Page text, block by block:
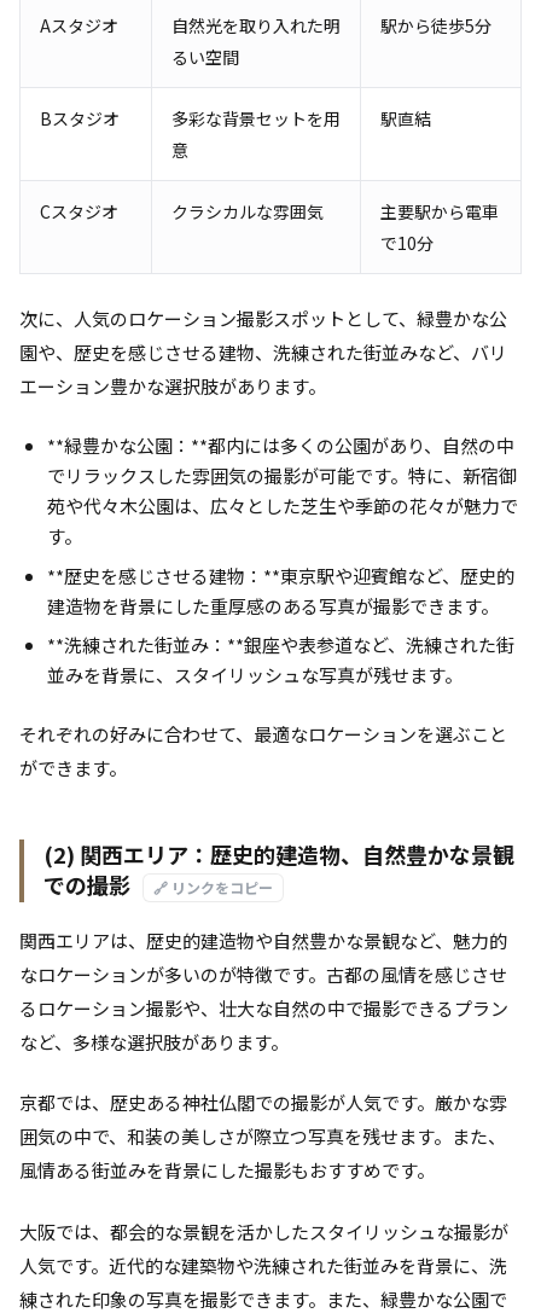
Aスタジオ
自然光を取り入れた明
るい空間
駅から徒歩5分
Bスタジオ
多彩な背景セットを用
意
駅直結
Cスタジオ クラシカルな雰囲気
主要駅から電車
で10分
次に、人気のロケーション撮影スポットとして、緑豊かな公
園や、歴史を感じさせる建物、洗練された街並みなど、バリ
エーション豊かな選択肢があります。
**緑豊かな公園：**都内には多くの公園があり、自然の中
でリラックスした雰囲気の撮影が可能です。特に、新宿御
苑や代々木公園は、広々とした芝生や季節の花々が魅力で
す。
**歴史を感じさせる建物：**東京駅や迎賓館など、歴史的
建造物を背景にした重厚感のある写真が撮影できます。
**洗練された街並み：**銀座や表参道など、洗練された街
並みを背景に、スタイリッシュな写真が残せます。
それぞれの好みに合わせて、最適なロケーションを選ぶこと
ができます。
(2) 関西エリア：歴史的建造物、自然豊かな景観
での撮影
🔗 リンクをコピー
関西エリアは、歴史的建造物や自然豊かな景観など、魅力的
なロケーションが多いのが特徴です。古都の風情を感じさせ
るロケーション撮影や、壮大な自然の中で撮影できるプラン
など、多様な選択肢があります。
京都では、歴史ある神社仏閣での撮影が人気です。厳かな雰
囲気の中で、和装の美しさが際立つ写真を残せます。また、
風情ある街並みを背景にした撮影もおすすめです。
大阪では、都会的な景観を活かしたスタイリッシュな撮影が
人気です。近代的な建築物や洗練された街並みを背景に、洗
練された印象の写真を撮影できます。また、緑豊かな公園で